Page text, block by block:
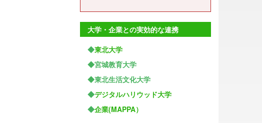
大学・企業との実効的な連携
◆東北大学
◆宮城教育大学
◆東北生活文化大学
◆デジタルハリウッド大学
◆企業(MAPPA）